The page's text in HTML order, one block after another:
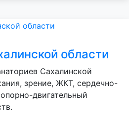
области
Сахалинской
зрение, ЖКТ, сердечно-
двигательный